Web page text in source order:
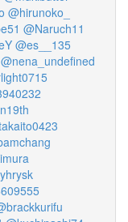
@hirunoko_
@Naruch11
@es__135
@nena_undefined